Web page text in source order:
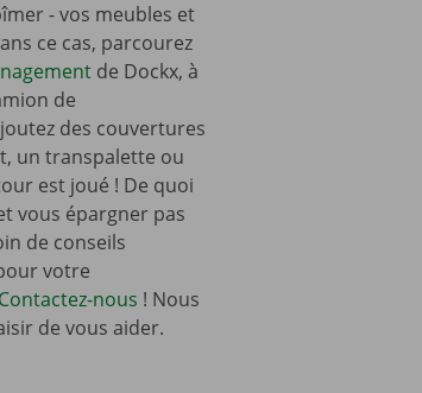
- vos meubles et
ce cas, parcourez
de Dockx, à
de
des couvertures
un transpalette ou
est joué ! De quoi
vous épargner pas
de conseils
votre
Contactez-nous ! Nous
de vous aider.